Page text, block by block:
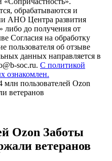
обрабатываются и
АНО Центра развития
либо до получения от
Согласия на обработку
пользователя об отзыве
данных направляется в
soc.ru. С политикой
ознакомлен.
млн пользователей Ozon
ветеранов
Ozon Заботы
ветеранов